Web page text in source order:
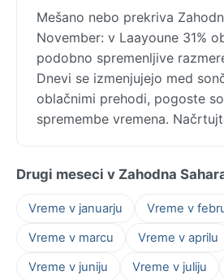
Mešano nebo prekriva
November: v Laayoune 31%
podobno spremenljive
Dnevi se izmenjujejo med
oblačnimi prehodi, pogoste
spremembe vremena.
Drugi meseci v Zahodna
Vreme v januarju
Vreme v
Vreme v marcu
Vreme v aprilu
Vreme v juniju
Vreme v juliju